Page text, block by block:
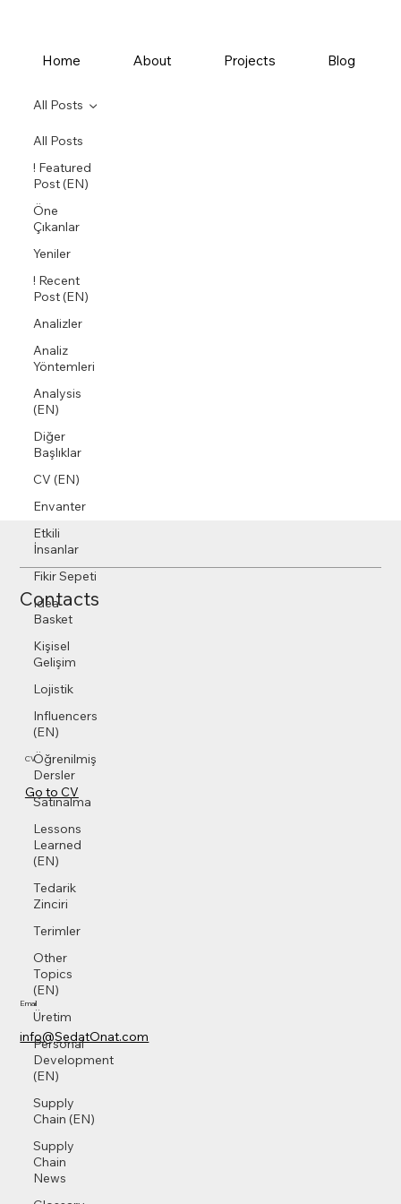
Home About Projects Blog
All Posts
! Featured
Post (EN)
Öne
Çıkanlar
Yeniler
! Recent
Post (EN)
Analizler
Analiz
Yöntemleri
Analysis
(EN)
Diğer
Başlıklar
CV (EN)
Envanter
Etkili
İnsanlar
Fikir Sepeti
Idea
Basket
Kişisel
Gelişim
Lojistik
Influencers
(EN)
Öğrenilmiş
Dersler
Satınalma
Lessons
Learned
(EN)
Tedarik
Zinciri
Terimler
Other
Topics
(EN)
Üretim
Personal
Development
(EN)
Supply
Chain (EN)
Supply
Chain
News
All Posts
Contacts
CV
Go to CV
info@SedatOnat.com
Email